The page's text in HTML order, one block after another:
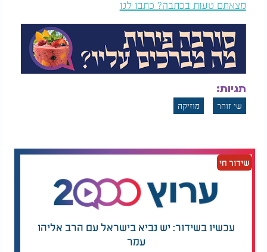
מצאתם טעות בכתבה? כתבו לנו
תגיות:
שי זוהר מוזיקה
שידור חי
עכשיו בשידור: יש נביא בישראל עם הרב אליהו
עמר